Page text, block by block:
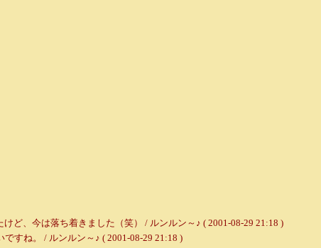
ど、今は落ち着きました（笑） / ルンルン～♪ ( 2001-08-29 21:18 )
すね。 / ルンルン～♪ ( 2001-08-29 21:18 )